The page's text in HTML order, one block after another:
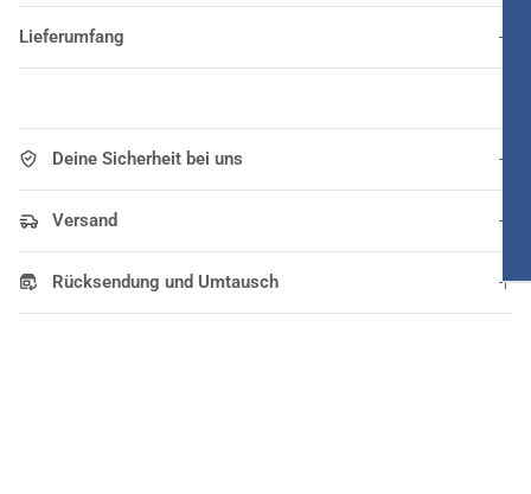
Lieferumfang
Deine Sicherheit bei uns
Versand
Rücksendung und Umtausch